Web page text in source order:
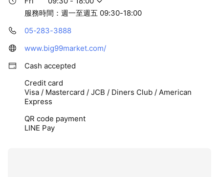
服務時間：週一至週五 09:30-18:00
05-283-3888
www.big99market.com/
Cash accepted
Credit card
Visa / Mastercard / JCB / Diners Club / American
Express
QR code payment
LINE Pay